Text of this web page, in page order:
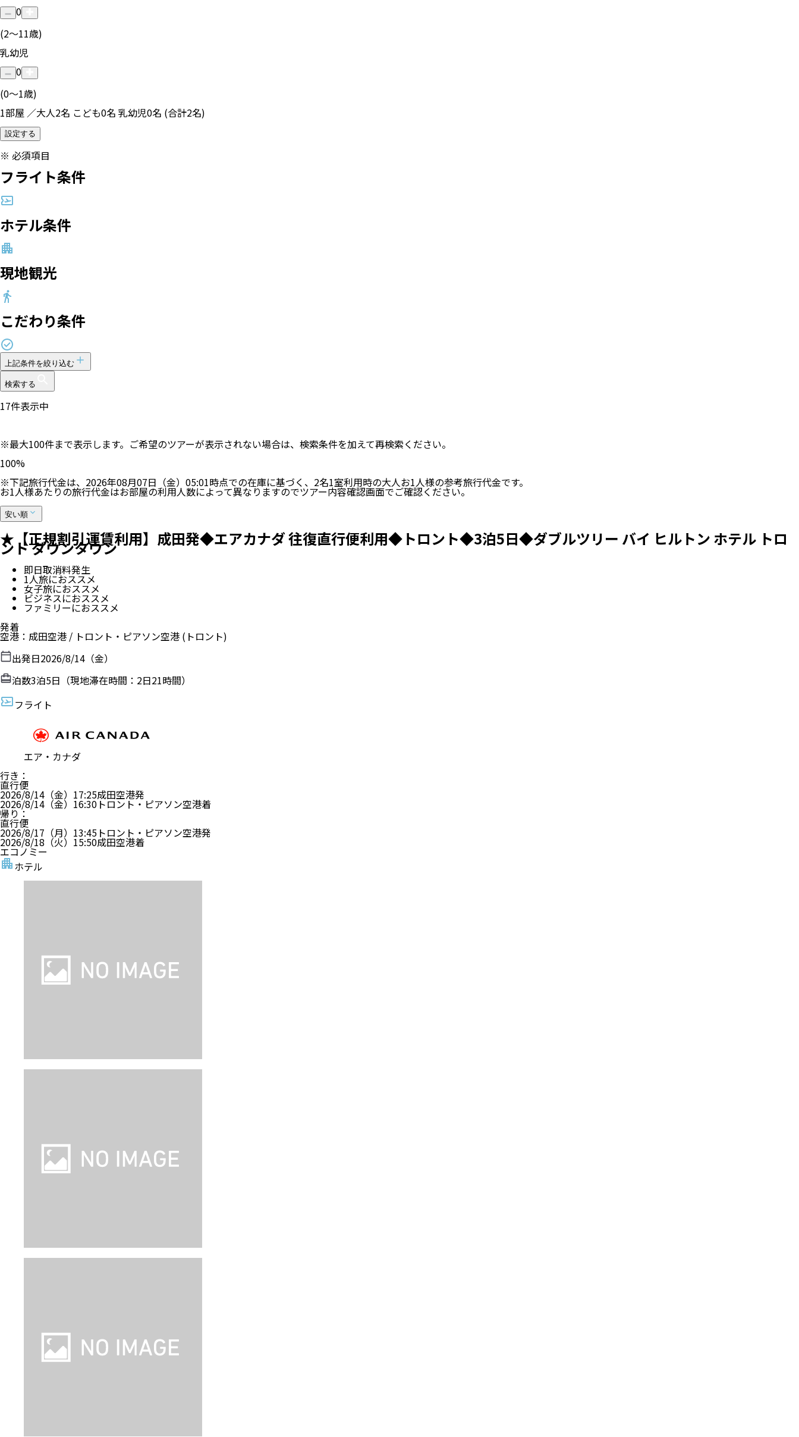
0
(2〜11歳)
乳幼児
0
(0〜1歳)
1部屋 ／大人2名 こども0名 乳幼児0名 (合計2名)
設定する
※ 必須項目
フライト条件
ホテル条件
現地観光
こだわり条件
上記条件を絞り込む
検索する
17件表示中
※最大100件まで表示します。ご希望のツアーが表示されない場合は、検索条件を加えて再検索ください。
100%
※下記旅行代金は、 2026年08月07日（金）05:01時点での在庫に基づく、 2名1室利用時の大人お1人様の参考旅行代金です。
お1人様あたりの旅行代金はお部屋の利用人数によって異なりますのでツアー内容確認画面でご確認ください。
安い順
★【正規割引運賃利用】成田発◆エアカナダ 往復直行便利用◆トロント◆3泊5日◆ダブルツリー バイ ヒルトン ホテル トロ
ント ダウンタウン
即日取消料発生
1人旅におススメ
女子旅におススメ
ビジネスにおススメ
ファミリーにおススメ
発着
空港 ： 成田空港 / トロント・ピアソン空港 (トロント)
出発日2026/8/14（金）
泊数3泊5日（現地滞在時間： 2日21時間）
フライト
エア・カナダ
行き ：
直行便
2026/8/14（金） 17:25成田空港発
2026/8/14（金） 16:30トロント・ピアソン空港着
帰り ：
直行便
2026/8/17（月） 13:45 トロント・ピアソン空港発
2026/8/18（火） 15:50成田空港着
エコノミー
ホテル